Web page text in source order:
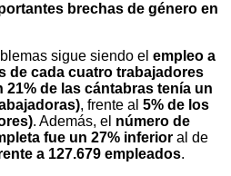
brechas de género en
sigue siendo el empleo a
de cada cuatro trabajadores
21% de las cántabras tenía un
, frente al 5% de los
. Además, el número de
fue un 27% inferior al de
a 127.679 empleados.